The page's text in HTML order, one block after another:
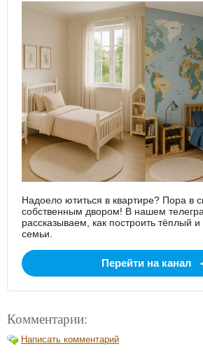
Надоело ютиться в квартире? Пора в
собственным двором! В нашем
рассказываем, как построить тёплый
семьи.
Перейти на канал
Комментарии:
Написать комментарий